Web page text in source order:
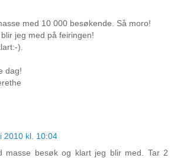
med 10 000 besøkende. Så moro!
jeg med på feiringen!
).
dag!
2010 kl. 10:04
masse besøk og klart jeg blir med. Tar 2